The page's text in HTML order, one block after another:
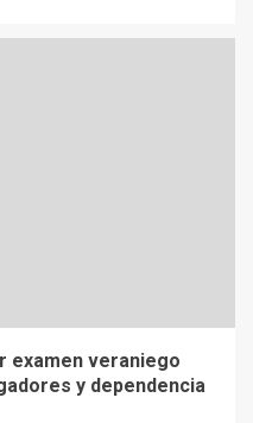
examen veraniego
y dependencia